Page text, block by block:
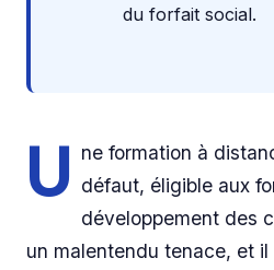
du forfait social.
U ne formation à
défaut, éligible aux
développement des
un malentendu tenace, et